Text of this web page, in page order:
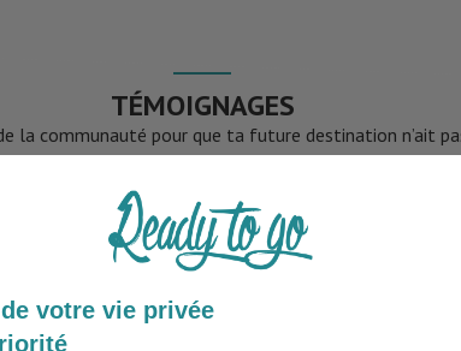
TÉMOIGNAGES
la communauté pour que ta future destination n’ait
PLUS DE TÉMOIGNAGES
votre vie privée